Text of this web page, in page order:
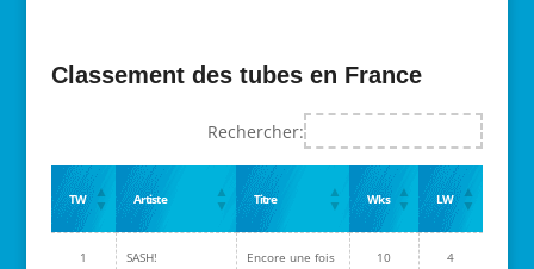
Classement des tubes en France
Rechercher:
TW Artiste Titre Wks LW
1 SASH! Encore une fois 10 4